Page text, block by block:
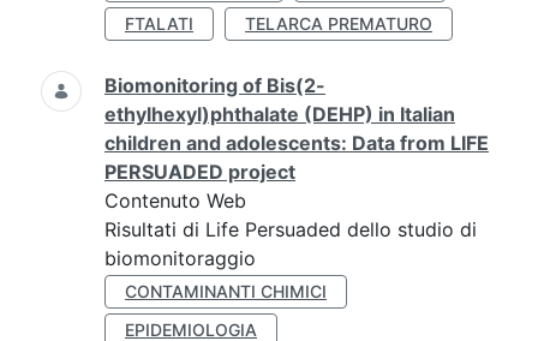
FTALATI
TELARCA PREMATURO
Biomonitoring of Bis(2-
ethylhexyl)phthalate (DEHP) in Italian
children and adolescents: Data from LIFE
PERSUADED project
Contenuto Web
Risultati di Life Persuaded dello studio di
biomonitoraggio
CONTAMINANTI CHIMICI
EPIDEMIOLOGIA